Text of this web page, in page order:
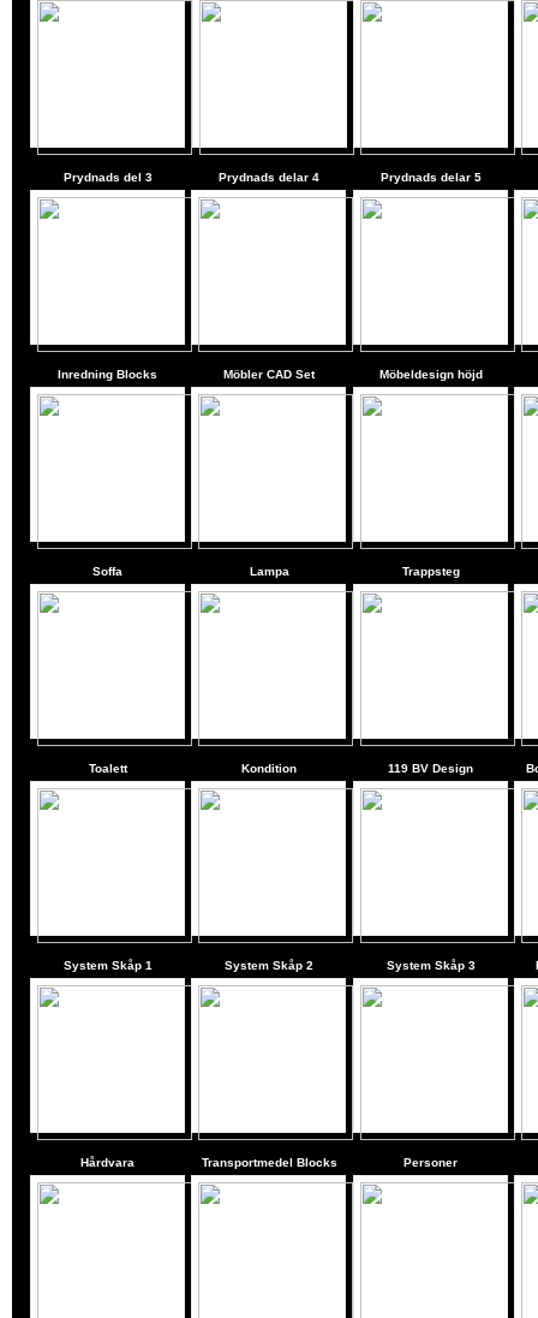
Prydnads del 3 Prydnads delar 4 Prydnads delar 5
Inredning Blocks Möbler CAD Set Möbeldesign höjd
Soffa Lampa Trappsteg
Toalett Kondition 119 BV Design
System Skåp 1 System Skåp 2 System Skåp 3
Hårdvara Transportmedel Blocks Personer